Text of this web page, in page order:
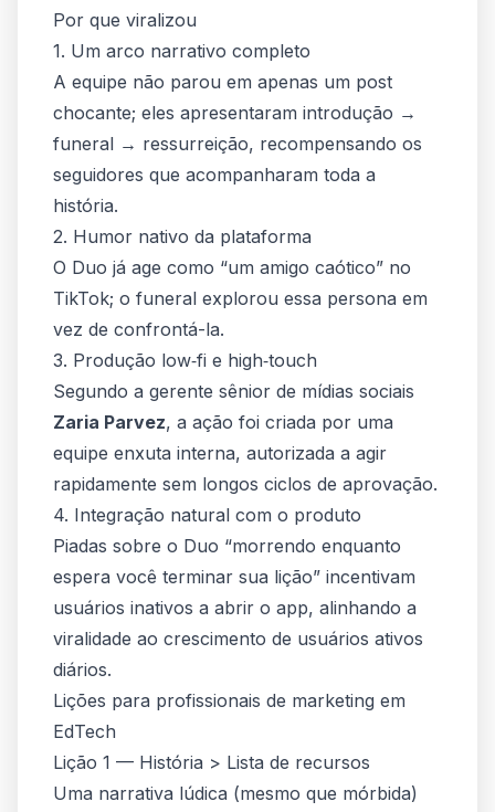
Por que viralizou
1. Um arco narrativo completo
A equipe não parou em apenas um post
chocante; eles apresentaram introdução →
funeral → ressurreição, recompensando os
seguidores que acompanharam toda a
história.
2. Humor nativo da plataforma
O Duo já age como “um amigo caótico” no
TikTok; o funeral explorou essa persona em
vez de confrontá-la.
3. Produção low‑fi e high‑touch
Segundo a gerente sênior de mídias sociais
Zaria Parvez, a ação foi criada por uma
equipe enxuta interna, autorizada a agir
rapidamente sem longos ciclos de aprovação.
4. Integração natural com o produto
Piadas sobre o Duo “morrendo enquanto
espera você terminar sua lição” incentivam
usuários inativos a abrir o app, alinhando a
viralidade ao crescimento de usuários ativos
diários.
Lições para profissionais de marketing em
EdTech
Lição 1 — História > Lista de recursos
Uma narrativa lúdica (mesmo que mórbida)